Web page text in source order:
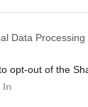
Data
opt-out of the
In